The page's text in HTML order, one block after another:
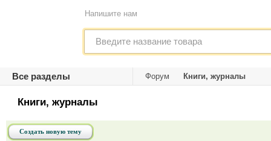
Напишите нам
Все разделы Форум Книги, журналы
Книги, журналы
Создать новую тему